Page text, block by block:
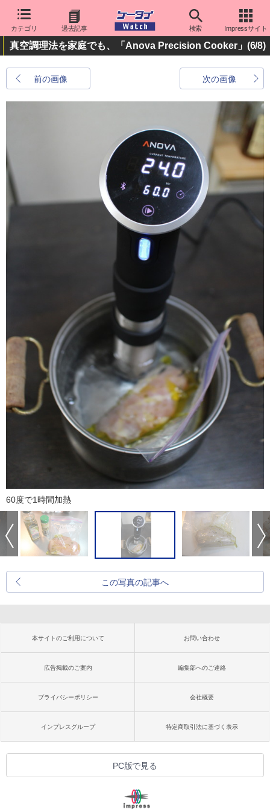
カテゴリ 過去記事 検索 Impressサイト
真空調理法を家庭でも、「Anova Precision Cooker」 (6/8)
前の画像 次の画像
60度で1時間加熱
この写真の記事へ
本サイトのご利用について お問い合わせ
広告掲載のご案内 編集部へのご連絡
プライバシーポリシー 会社概要
インプレスグループ 特定商取引法に基づく表示
PC版で見る